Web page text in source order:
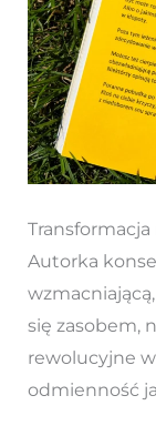
Autorka
się zasobem,
rewolucyjne
odmienność